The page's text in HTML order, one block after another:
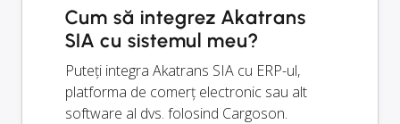
Cum să integrez Akatrans
SIA cu sistemul meu?
Puteți integra Akatrans SIA cu ERP-ul,
platforma de comerț electronic sau alt
software al dvs. folosind Cargoson.